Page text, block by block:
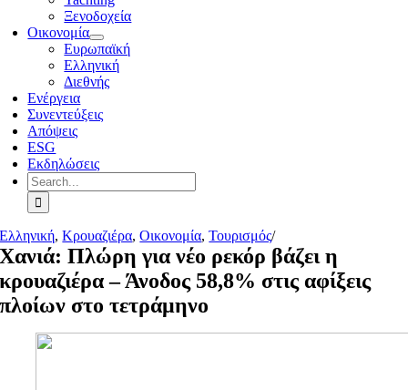
Ξενοδοχεία
Οικονομία
Ευρωπαϊκή
Ελληνική
Διεθνής
Ενέργεια
Συνεντεύξεις
Απόψεις
ESG
Εκδηλώσεις
Search
for:
Ελληνική,Κρουαζιέρα,Οικονομία,Τουρισμός/
Χανιά: Πλώρη για νέο ρεκόρ βάζει η
κρουαζιέρα – Άνοδος 58,8% στις αφίξεις
πλοίων στο τετράμηνο